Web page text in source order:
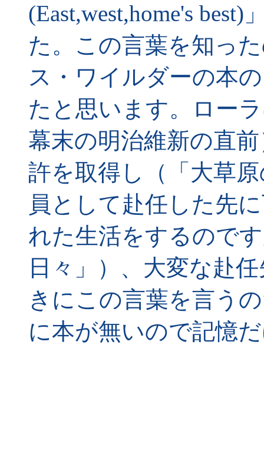
(East,west,home's
た。この言葉を知っ
ス・ワイルダーの本
たと思います。ロー
幕末の明治維新の直
許を取得し（「大草
員として赴任した先
れた生活をするので
日々」）、大変な赴
きにこの言葉を言う
に本が無いので記憶